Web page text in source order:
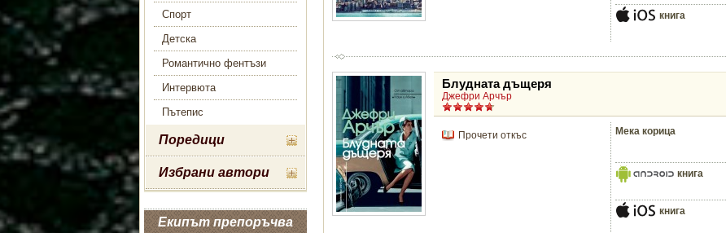
Спорт
Детска
Романтично фентъзи
Интервюта
Пътепис
Поредици
Избрани автори
Екипът препоръчва
книга
Блудната дъщеря
Джефри Арчър
Прочети откъс Мека корица
книга
книга